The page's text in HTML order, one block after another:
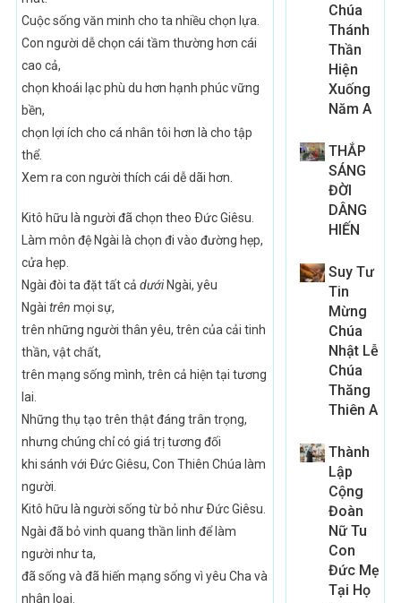
Cuộc sống văn minh cho ta nhiều chọn lựa.
Con người dễ chọn cái tầm thường hơn cái
cao cả,
chọn khoái lạc phù du hơn hạnh phúc vững
bền,
chọn lợi ích cho cá nhân tôi hơn là cho tập
thể.
Xem ra con người thích cái dễ dãi hơn.
Kitô hữu là người đã chọn theo Ðức Giêsu.
Làm môn đệ Ngài là chọn đi vào đường hẹp,
cửa hẹp.
Ngài đòi ta đặt tất cả dướiNgài, yêu
Ngài trên mọi sự,
trên những người thân yêu, trên của cải tinh
thần, vật chất,
trên mạng sống mình, trên cả hiện tại tương
lai.
Những thụ tạo trên thật đáng trân trọng,
nhưng chúng chỉ có giá trị tương đối
khi sánh với Ðức Giêsu, Con Thiên Chúa làm
người.
Kitô hữu là người sống từ bỏ như Ðức Giêsu.
Ngài đã bỏ vinh quang thần linh để làm
người như ta,
đã sống và đã hiến mạng sống vì yêu Cha và
nhân loại.
Chúa
Thánh
Thần
Hiện
Xuống
Năm A
THẮP
SÁNG
ĐỜI
DÂNG
HIẾN
Suy Tư
Tin
Mừng
Chúa
Nhật Lễ
Chúa
Thăng
Thiên A
Thành
Lập
Cộng
Đoàn
Nữ Tu
Con
Đức Mẹ
Tại Họ